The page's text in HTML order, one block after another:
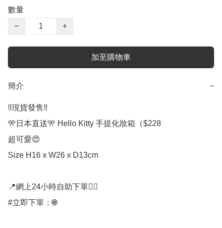
數量
−
+
加至購物車
簡介 −
‼️現貨發售‼️
🎌日本直送🎌 Hello Kitty 手提化妝箱（$228
超可愛😍
Size H16 x W26 x D13cm
📍網上24小時自助下單👍🏻
#立即下單：🌐